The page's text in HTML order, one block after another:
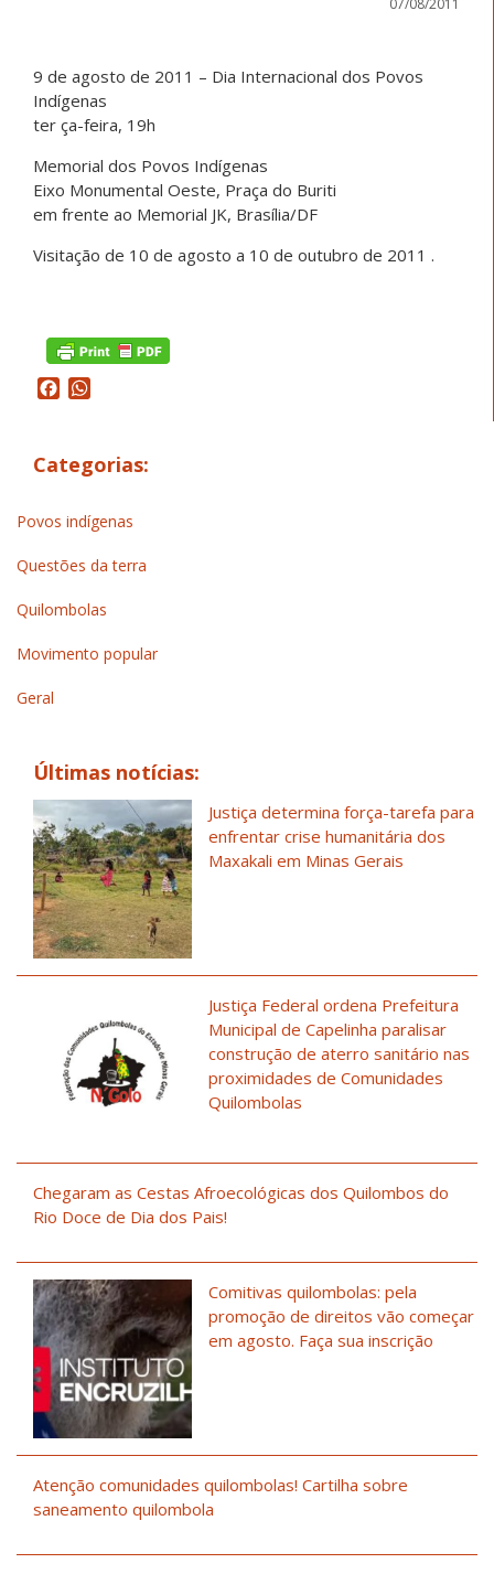
9 de agosto de 2011 – Dia Internacional dos Povos
Indígenas
ter ça-feira, 19h
Memorial dos Povos Indígenas
Eixo Monumental Oeste, Praça do Buriti
em frente ao Memorial JK, Brasília/DF
Visitação de 10 de agosto a 10 de outubro de 2011 .
Facebook
Categorias:
Povos indígenas
Questões da terra
Quilombolas
Movimento popular
Geral
Últimas notícias:
Justiça determina força-tarefa para
enfrentar crise humanitária dos
Maxakali em Minas Gerais
Justiça Federal ordena Prefeitura
Municipal de Capelinha paralisar
construção de aterro sanitário nas
proximidades de Comunidades
Quilombolas
Chegaram as Cestas Afroecológicas dos Quilombos do
Rio Doce de Dia dos Pais!
Comitivas quilombolas: pela
promoção de direitos vão começar
em agosto. Faça sua inscrição
Atenção comunidades quilombolas! Cartilha sobre
saneamento quilombola